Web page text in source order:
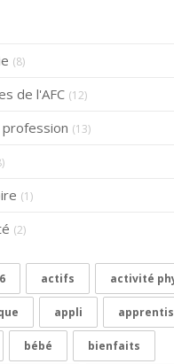
(8)
de l'AFC (12)
profession (13)
(1)
(2)
actifs activité
appli
bébé bienfaits